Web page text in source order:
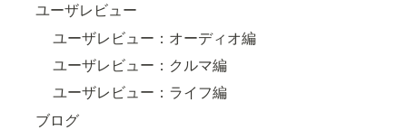
ユーザレビュー
ユーザレビュー：オーディオ編
ユーザレビュー：クルマ編
ユーザレビュー：ライフ編
ブログ